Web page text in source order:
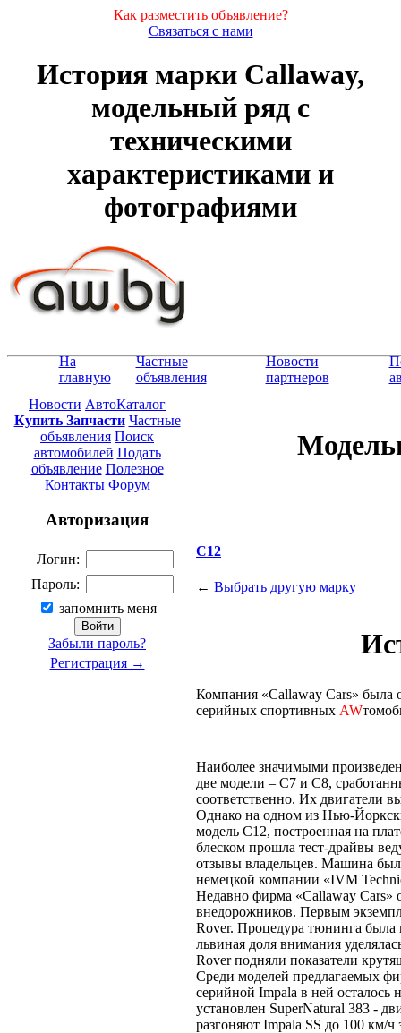
Как разместить объявление?
Связаться с нами
История марки Callaway,
модельный ряд с
техническими
характеристиками и
фотографиями
На
главную
Частные
объявления
Новости
партнеров
Новости АвтоКаталог
Купить Запчасти Частные
объявления Поиск
автомобилей Подать
объявление Полезное
Контакты Форум
Авторизация
Логин:
Пароль:
запомнить меня
Забыли пароль?
Регистрация →
C12
← Выбрать другую марку
Компания «Сallaway Cars» была
серийных спортивных AW
Наиболее значимыми
две модели – С7 и С8,
соответственно. Их двигатели
Однако на одном из Нью-
модель С12, построенная на
блеском прошла тест-драйвы
отзывы владельцев. Машина
немецкой компании «IVM
Недавно фирма «Callaway Cars»
внедорожников. Первым
Rover. Процедура тюнинга была
львиная доля внимания
Rover подняли показатели
Среди моделей предлагаемых
серийной Impala в ней осталось
установлен SuperNatural 383 -
разгоняют Impala SS до 100 км/ч